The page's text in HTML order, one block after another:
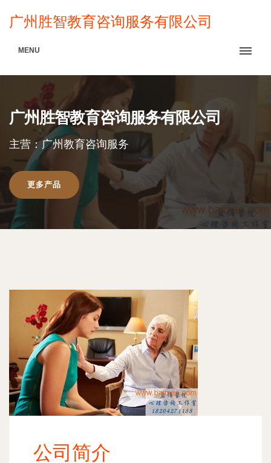
广州胜智教育咨询服务有限公司
MENU
广州胜智教育咨询服务有限公司
主营：广州教育咨询服务
更多产品
公司简介